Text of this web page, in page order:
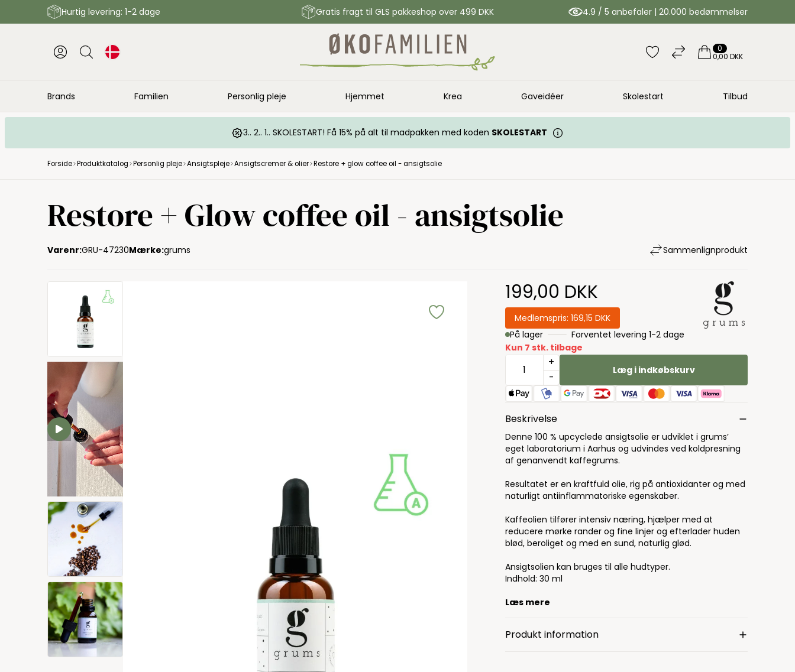
Hurtig levering: 1-2 dage Gratis fragt til GLS pakkeshop over 499 DKK 4.9 / 5 anbefaler | 20.000 bedømmelser
0
0,00 DKK
Brands Familien Personlig pleje Hjemmet Krea Gaveidéer Skolestart Tilbud
3.. 2.. 1.. SKOLESTART! Få 15% på alt til madpakken med koden SKOLESTART
Forside Produktkatalog Personlig pleje Ansigtspleje Ansigtscremer & olier Restore + glow coffee oil - ansigtsolie
Restore + Glow coffee oil - ansigtsolie
Varenr:GRU-47230Mærke:grums Sammenlignprodukt
199,00 DKK
Medlemspris:169,15 DKK
På lager
Forventet levering 1-2 dage
Kun 7 stk. tilbage
+
-
Læg i indkøbskurv
Beskrivelse
Denne 100 % upcyclede ansigtsolie er udviklet i grums’
eget laboratorium i Aarhus og udvindes ved koldpresning
af genanvendt kaffegrums.
Resultatet er en kraftfuld olie, rig på antioxidanter og med
naturligt antiinflammatoriske egenskaber.
Kaffeolien tilfører intensiv næring, hjælper med at
reducere mørke rander og fine linjer og efterlader huden
blød, beroliget og med en sund, naturlig glød.
Ansigtsolien kan bruges til alle hudtyper.
Indhold: 30 ml
Læs mere
Produkt information